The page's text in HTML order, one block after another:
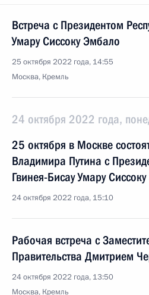
Встреча с Президентом
Умару Сиссоку Эмбало
25 октября 2022 года, 14:55
Москва, Кремль
24 октября 2022 года,
25 октября в Москве
Владимира Путина с
Гвинея-Бисау Умару
24 октября 2022 года, 15:10
Рабочая встреча с
Правительства Дмитрием
24 октября 2022 года, 13:50
Москва, Кремль